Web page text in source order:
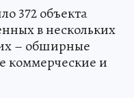
372 объекта
в нескольких
– обширные
коммерческие и